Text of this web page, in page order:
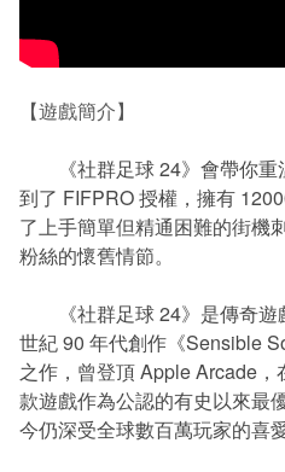
【遊戲簡介】
《社群足球 24》會帶你重
到了 FIFPRO 授權，擁有
了上手簡單但精通困難的街機
粉絲的懷舊情節。
《社群足球 24》是傳奇遊
世紀 90 年代創作《Sensible
之作，曾登頂 Apple Arcade
款遊戲作為公認的有史以來最
今仍深受全球數百萬玩家的喜愛